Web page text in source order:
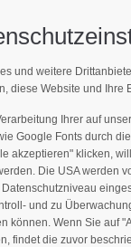
Mailadresse)
Sie
und weitere
diese Website und Ihre
Ihrer auf
Google Fonts durch
akzeptieren" klicken,
Die USA werden
und zu
können. Wenn Sie auf
findet die zuvor